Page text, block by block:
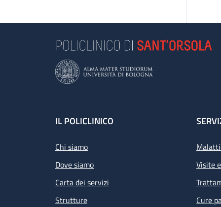
Footer
IL POLICLINICO
Chi siamo
Dove siamo
Carta dei servizi
Strutture
Visite
Cure